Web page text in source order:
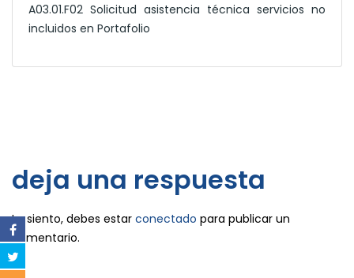
A03.01.F02 Solicitud asistencia técnica servicios no
incluidos en Portafolio
deja una respuesta
Lo siento, debes estar conectado para publicar un
comentario.